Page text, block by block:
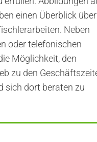
einen Überblick
Neben
oder telefonischen
Möglichkeit, den
zu den
sich dort beraten zu